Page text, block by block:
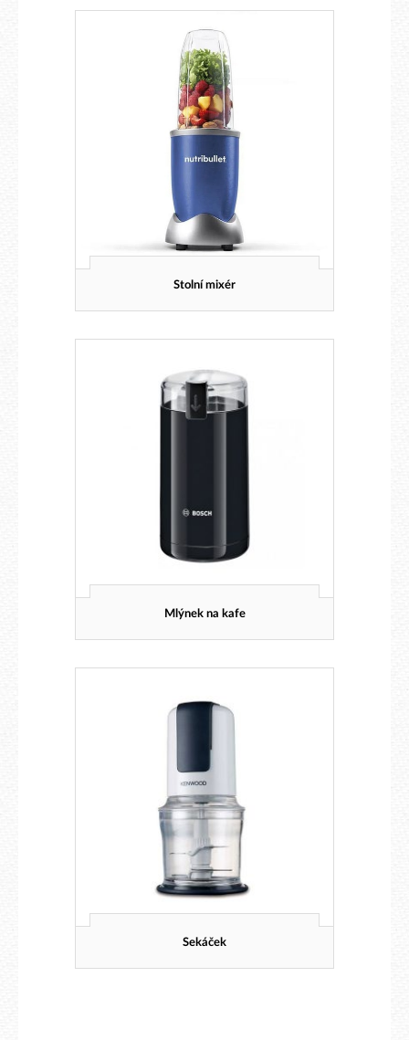
Stolní mixér
Mlýnek na kafe
Sekáček